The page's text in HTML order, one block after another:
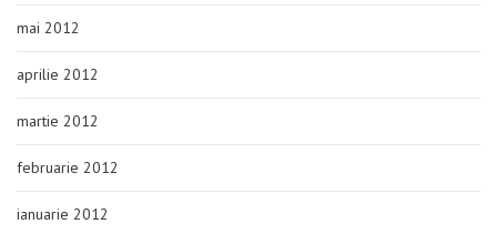
mai 2012
aprilie 2012
martie 2012
februarie 2012
ianuarie 2012